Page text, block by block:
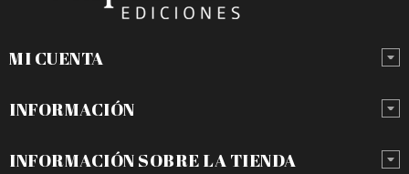
MI CUENTA
INFORMACIÓN
INFORMACIÓN SOBRE LA TIENDA